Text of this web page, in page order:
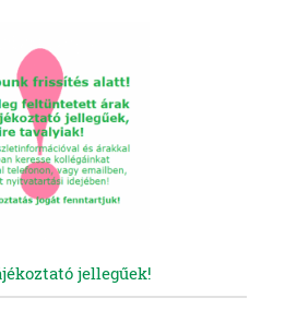
jellegűek!